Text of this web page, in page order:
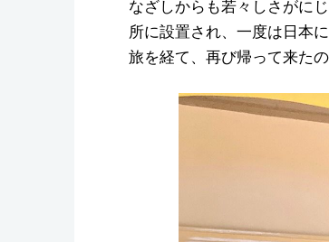
なざしからも若々しさがに
所に設置され、一度は日本
旅を経て、再び帰って来たの